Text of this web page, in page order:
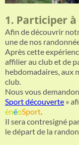
1. Participer
Afin de découvrir
une de nos
Après cette
affilier au club et de
hebdomadaires, aux
club.
Nous vous
Sport découverte »
énéoSport
Il sera contresigné
le départ de la